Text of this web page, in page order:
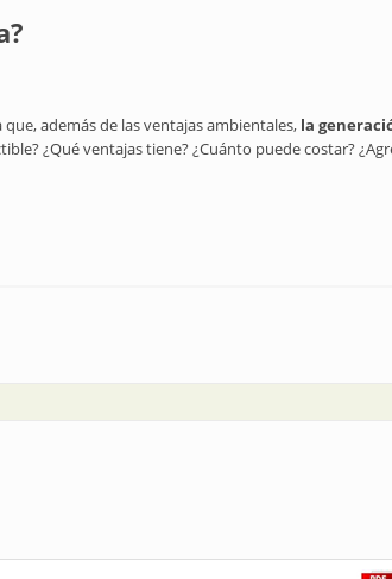
además de las ventajas ambientales, la
¿Qué ventajas tiene? ¿Cuánto puede costar?